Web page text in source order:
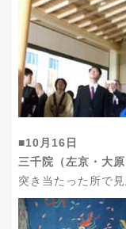
■10月16日
三千院（左京・大
突き当たった所で